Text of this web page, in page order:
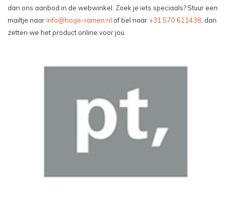
dan ons aanbod in de webwinkel. Zoek je iets speciaals? Stuur een
mailtje naarinfo@hoge-ramen.nl of bel naar +31 570 611438 , dan
zetten we het product online voor jou.